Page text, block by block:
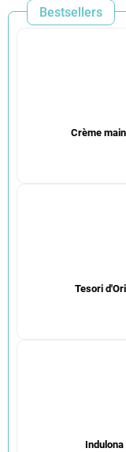
Bestsellers
Crème
Tesori